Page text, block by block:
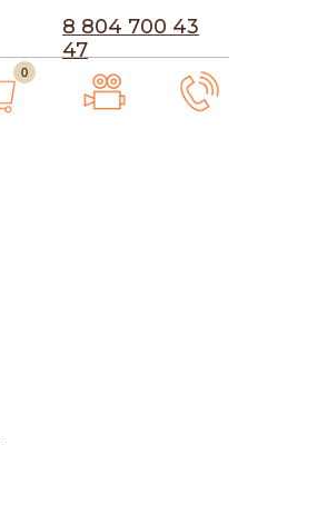
8 804 700 43
47
0